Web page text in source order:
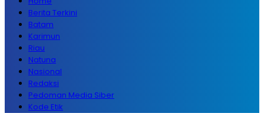
Berita Terkini
Batam
Karimun
Riau
Natuna
Nasional
Redaksi
Pedoman Media Siber
Kode Etik